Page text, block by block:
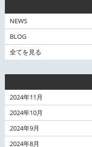
NEWS
BLOG
全てを見る
2024年11月
2024年10月
2024年9月
2024年8月